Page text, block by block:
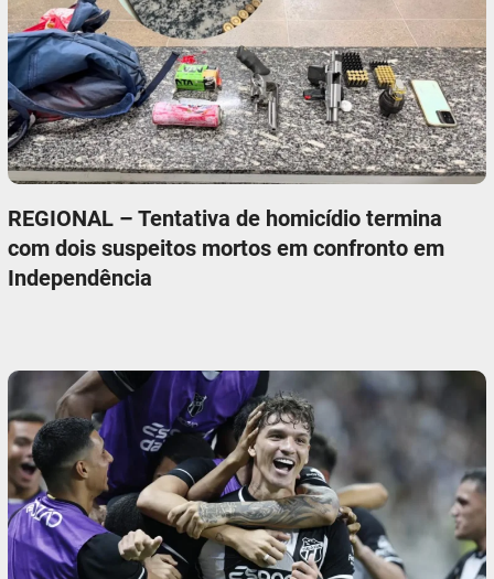
REGIONAL – Tentativa de homicídio termina
com dois suspeitos mortos em confronto em
Independência